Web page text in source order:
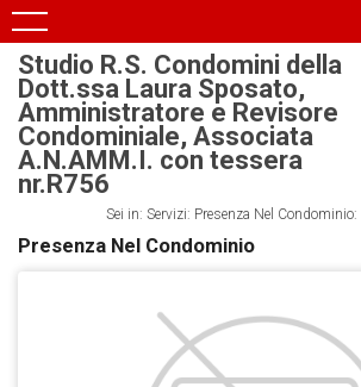
Studio R.S. Condomini della
Dott.ssa Laura Sposato,
Amministratore e Revisore
Condominiale, Associata
A.N.AMM.I. con tessera
nr.R756
Sei in: Servizi: Presenza Nel
Presenza Nel Condominio